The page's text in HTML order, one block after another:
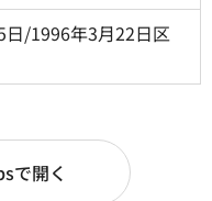
日/1996年3月22日区
で開く